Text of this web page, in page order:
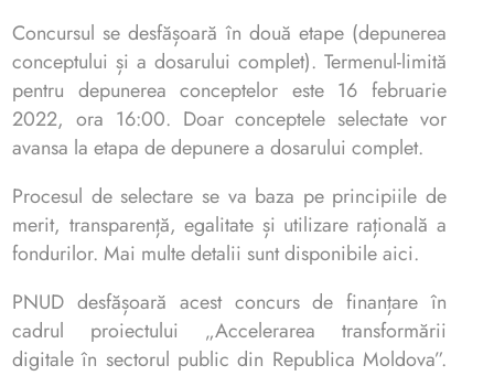
Concursul se desfășoară în două etape (depunerea
conceptului și a dosarului complet). Termenul-limită
pentru depunerea conceptelor este 16 februarie
2022, ora 16:00. Doar conceptele selectate vor
avansa la etapa de depunere a dosarului complet.
Procesul de selectare se va baza pe principiile de
merit, transparență, egalitate și utilizare rațională a
fondurilor. Mai multe detalii sunt disponibile aici.
PNUD desfășoară acest concurs de finanțare în
cadrul proiectului „Accelerarea transformării
digitale în sectorul public din Republica Moldova”.